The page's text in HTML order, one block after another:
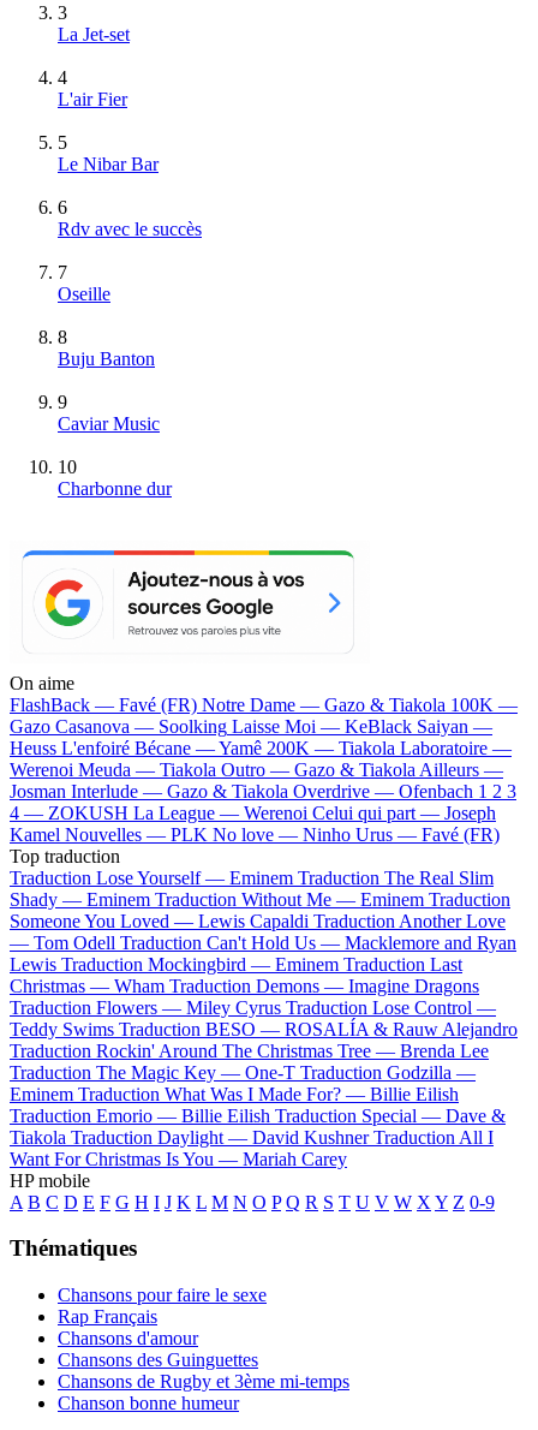
3
La Jet-set
4
L'air Fier
5
Le Nibar Bar
6
Rdv avec le succès
7
Oseille
8
Buju Banton
9
Caviar Music
10
Charbonne dur
On aime
FlashBack — Favé (FR) Notre Dame — Gazo & Tiakola 100K —
Gazo Casanova — Soolking Laisse Moi — KeBlack Saiyan —
Heuss L'enfoiré Bécane —Yamê 200K — Tiakola Laboratoire —
Werenoi Meuda — Tiakola Outro — Gazo & Tiakola Ailleurs —
Josman Interlude — Gazo & Tiakola Overdrive — Ofenbach 1 2 3
4 — ZOKUSH La League — Werenoi Celui qui part — Joseph
Kamel Nouvelles — PLK No love — Ninho Urus — Favé (FR)
Top traduction
Traduction Lose Yourself — Eminem Traduction The Real Slim
Shady — Eminem Traduction Without Me — Eminem Traduction
Someone You Loved — Lewis Capaldi Traduction Another Love
— Tom Odell Traduction Can't Hold Us — Macklemore and Ryan
Lewis Traduction Mockingbird — Eminem Traduction Last
Christmas — Wham Traduction Demons — Imagine Dragons
Traduction Flowers — Miley Cyrus Traduction Lose Control —
Teddy Swims Traduction BESO — ROSALÍA & Rauw Alejandro
Traduction Rockin' Around The Christmas Tree — Brenda Lee
Traduction The Magic Key — One-T Traduction Godzilla —
Eminem Traduction What Was I Made For? — Billie Eilish
Traduction Emorio — Billie Eilish Traduction Special — Dave &
Tiakola Traduction Daylight — David Kushner Traduction All I
Want For Christmas Is You — Mariah Carey
HP mobile
A B C D E F G H I J K L M N O P Q R S T U V W X Y Z 0-9
Thématiques
Chansons pour faire le sexe
Rap Français
Chansons d'amour
Chansons des Guinguettes
Chansons de Rugby et 3ème mi-temps
Chanson bonne humeur